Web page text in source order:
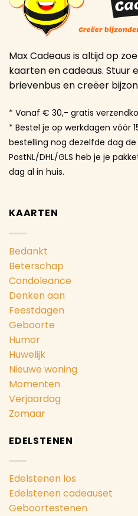
Max Cadeaus is altijd op
kaarten en cadeaus. Stuur
brievenbus en creëer
* Vanaf € 30,- gratis
* Bestel je op werkdagen vóór
bestelling nog dezelfde dag de
PostNL/DHL/GLS heb je je
dag al in huis.
KAARTEN
Bedankt
Beterschap
Condoleance
Denken aan
Feestdagen
Geboorte
Humor
Huwelijk
Nieuwe woning
Momenten
Verjaardag
Zomaar
EDELSTENEN
Edelstenen los
Edelstenen cadeauset
Geboortestenen